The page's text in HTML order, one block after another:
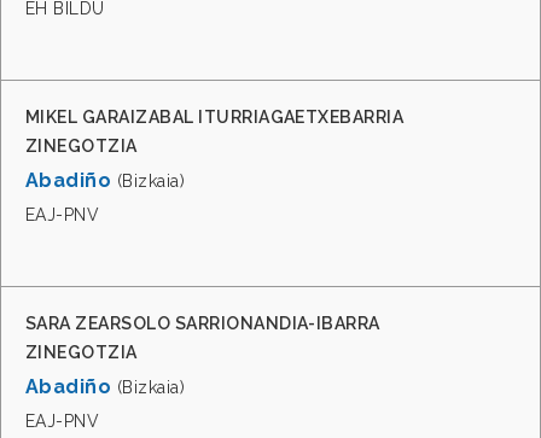
EH BILDU
MIKEL GARAIZABAL ITURRIAGAETXEBARRIA
ZINEGOTZIA
Abadiño (Bizkaia)
EAJ-PNV
SARA ZEARSOLO SARRIONANDIA-IBARRA
ZINEGOTZIA
Abadiño (Bizkaia)
EAJ-PNV